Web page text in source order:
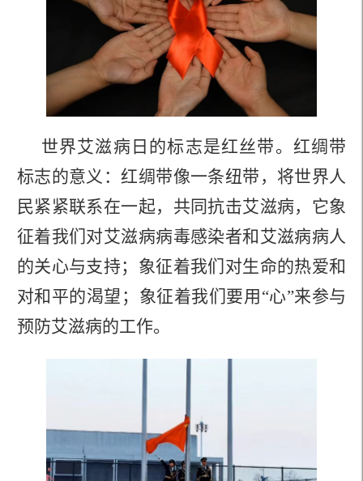
世界艾滋病日的标志是红丝带。红绸带
标志的意义：红绸带像一条纽带，将世界人
民紧紧联系在一起，共同抗击艾滋病，它象
征着我们对艾滋病病毒感染者和艾滋病病人
的关心与支持；象征着我们对生命的热爱和
对和平的渴望；象征着我们要用 “心”来参与
预防艾滋病的工作。